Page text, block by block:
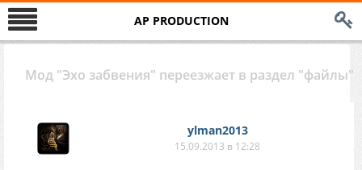
AP PRODUCTION
Мод "Эхо забвения" переезжает в раздел "файлы"
ylman2013
15.09.2013 в 12:28